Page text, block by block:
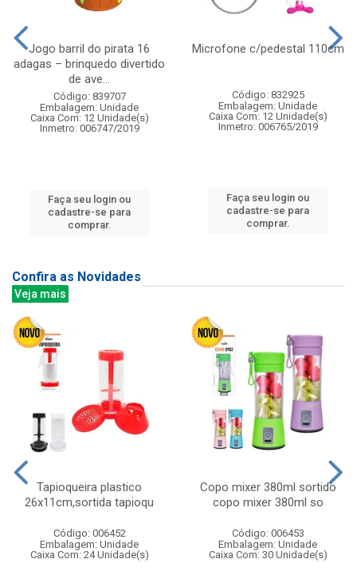
Jogo barril do pirata 16
adagas – brinquedo divertido
de ave...
Código: 839707
Embalagem: Unidade
Caixa Com: 12 Unidade(s)
Inmetro: 006747/2019
Faça seu login ou
cadastre-se para
comprar.
Microfone c/pedestal 110cm
Código: 832925
Embalagem: Unidade
Caixa Com: 12 Unidade(s)
Inmetro: 006765/2019
Faça seu login ou
cadastre-se para
comprar.
Confira as Novidades
Veja mais
Tapioqueira plastico
26x11cm,sortida tapioqu
Código: 006452
Embalagem: Unidade
Caixa Com: 24 Unidade(s)
Copo mixer 380ml sortido
copo mixer 380ml so
Código: 006453
Embalagem: Unidade
Caixa Com: 30 Unidade(s)